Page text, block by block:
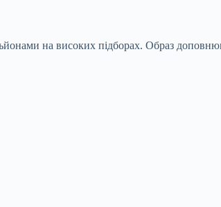
на високих підборах. Образ